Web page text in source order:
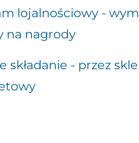
lojalnościowy -
na nagrody
składanie - przez